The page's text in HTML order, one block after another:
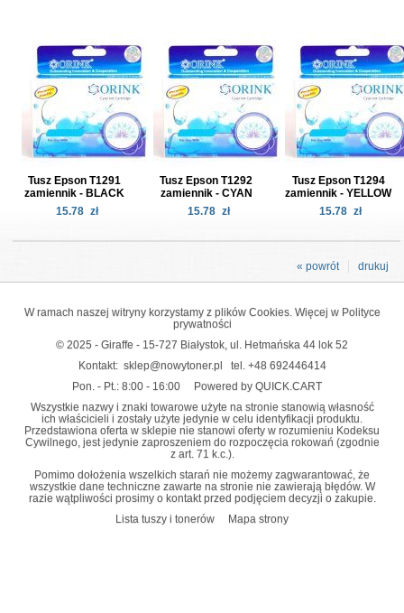
Tusz Epson T1291
zamiennik - BLACK
15.78 zł
Tusz Epson T1292
zamiennik - CYAN
15.78 zł
Tusz Epson T1294
zamiennik - YELLOW
15.78 zł
drukuj
« powrót
W ramach naszej witryny korzystamy z plików Cookies. Więcej w Polityce
prywatności
© 2025 - Giraffe - 15-727 Białystok, ul. Hetmańska 44 lok 52
Kontakt: sklep@nowytoner.pl tel. +48 692446414
Pon. - Pt.: 8:00 - 16:00
Powered by QUICK.CART
Wszystkie nazwy i znaki towarowe użyte na stronie stanowią własność
ich właścicieli i zostały użyte jedynie w celu identyfikacji produktu.
Przedstawiona oferta w sklepie nie stanowi oferty w rozumieniu Kodeksu
Cywilnego, jest jedynie zaproszeniem do rozpoczęcia rokowań (zgodnie
z art. 71 k.c.).
Pomimo dołożenia wszelkich starań nie możemy zagwarantować, że
wszystkie dane techniczne zawarte na stronie nie zawierają błędów. W
razie wątpliwości prosimy o kontakt przed podjęciem decyzji o zakupie.
Lista tuszy i tonerów
Mapa strony